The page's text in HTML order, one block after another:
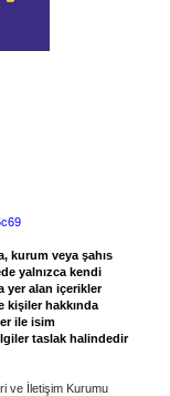
kurum veya şahıs
yalnızca kendi
yer alan içerikler
kişiler hakkında
ile isim
taslak halindedir
ve İletişim Kurumu